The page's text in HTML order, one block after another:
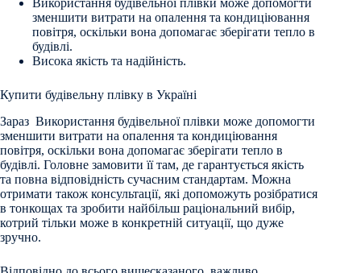
Використання будівельної плівки може допомогти
зменшити витрати на опалення та кондиціювання
повітря, оскільки вона допомагає зберігати тепло в
будівлі.
Висока якість та надійність.
Купити будівельну плівку в Україні
Зараз Використання будівельної плівки може допомогти
зменшити витрати на опалення та кондиціювання
повітря, оскільки вона допомагає зберігати тепло в
будівлі. Головне замовити її там, де гарантується якість
та повна відповідність сучасним стандартам. Можна
отримати також консультації, які допоможуть розібратися
в тонкощах та зробити найбільш раціональний вибір,
котрий тільки може в конкретній ситуації, що дуже
зручно.